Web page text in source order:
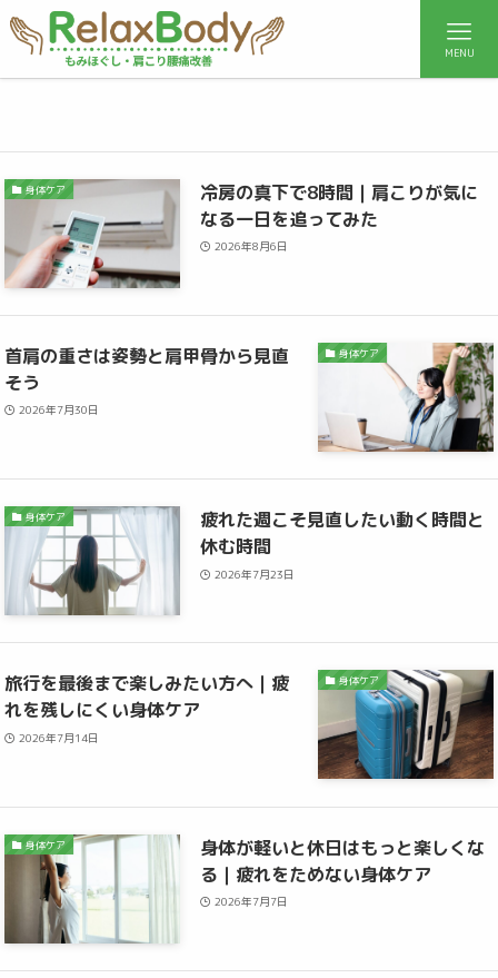
MENU
身体ケア
冷房の真下で8時間｜肩こりが気に
なる一日を追ってみた
2026年8月6日
身体ケア
首肩の重さは姿勢と肩甲骨から見直
そう
2026年7月30日
身体ケア
疲れた週こそ見直したい動く時間と
休む時間
2026年7月23日
身体ケア
旅行を最後まで楽しみたい方へ｜疲
れを残しにくい身体ケア
2026年7月14日
身体ケア
身体が軽いと休日はもっと楽しくな
る｜疲れをためない身体ケア
2026年7月7日